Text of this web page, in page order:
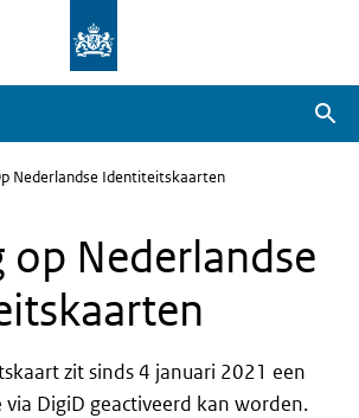
Nederlandse Identiteitskaarten
op Nederlandse
zit sinds 4 januari 2021 een
DigiD geactiveerd kan worden.